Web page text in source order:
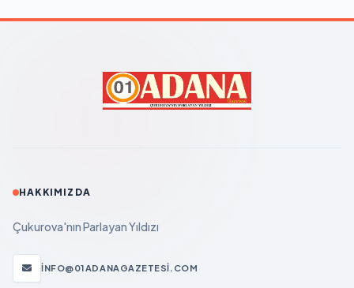
HAKKIMIZDA
Çukurova'nın Parlayan Yıldızı
INFO@01ADANAGAZETESI.COM